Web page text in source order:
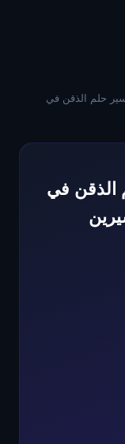
حلم الذقن في
الذقن في